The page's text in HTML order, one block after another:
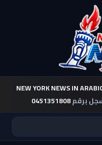
NEW YORK NEWS IN
برقم0451351808